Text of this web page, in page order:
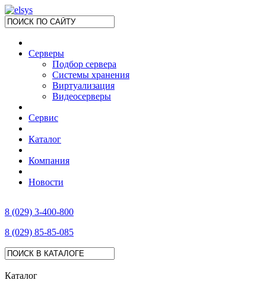
Серверы
Подбор сервера
Системы хранения
Виртуализация
Видеосерверы
Сервис
Каталог
Компания
Новости
8 (029) 3-400-800
8 (029) 85-85-085
Каталог